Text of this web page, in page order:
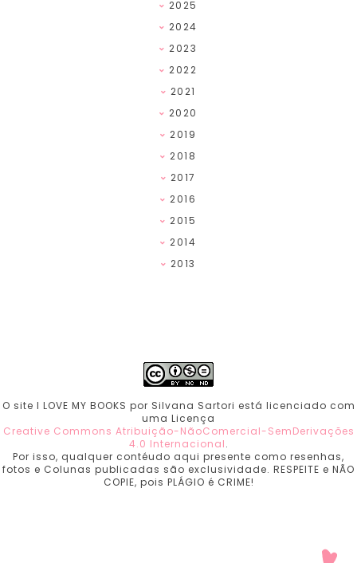
2025
2024
2023
2022
2021
2020
2019
2018
2017
2016
2015
2014
2013
O site I LOVE MY BOOKS por Silvana Sartori está licenciado com
uma Licença
Creative Commons Atribuição-NãoComercial-SemDerivações
4.0 Internacional.
Por isso, qualquer contéudo aqui presente como resenhas,
fotos e Colunas publicadas são exclusividade. RESPEITE e NÃO
COPIE, pois PLÁGIO é CRIME!